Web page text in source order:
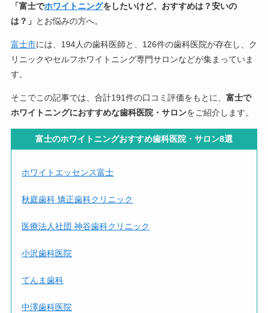
「富士でホワイトニングをしたいけど、おすすめは？安いの
は？」 とお悩みの方へ。
富士市には、194人の歯科医師と、126件の歯科医院が存在し、ク
リニックやセルフホワイトニング専門サロンなどが集まっていま
す。
そこでこの記事では、合計191件の口コミ評価をもとに、 富士で
ホワイトニングにおすすめな歯科医院・サロンをご紹介します。
富士のホワイトニングおすすめ歯科医院・サロン8選
ホワイトエッセンス富士
秋庭歯科 矯正歯科クリニック
医療法人社団 神谷歯科クリニック
小沢歯科医院
てんま歯科
中澤歯科医院